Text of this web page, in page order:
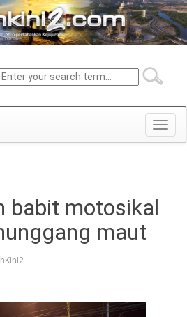
babit motosikal
maut